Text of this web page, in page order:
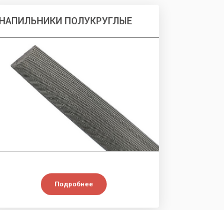
НАПИЛЬНИКИ ПОЛУКРУГЛЫЕ
Подробнее